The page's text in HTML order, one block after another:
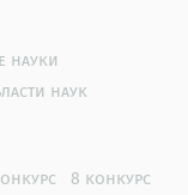
науки
наук
8 конкурс